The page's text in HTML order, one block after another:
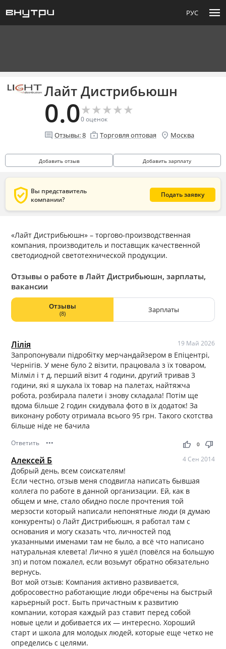
РУС menu
Лайт Дистрибьюшн
0.0★
★★
★★
★★
★★
★
0оценок
comment Отзывы:8 enterprise Торговля оптовая location_on Москва
Добавить отзыв Добавить зарплату
verified_user Вы представитель
компании?
Подать заявку
«Лайт Дистрибьюшн» – торгово-производственная
компания, производитель и поставщик качественной
светодиодной светотехнической продукции.
Отзывы о работе в Лайт Дистрибьюшн, зарплаты,
вакансии
Отзывы
(8) Зарплаты
Лілія 19 Май 2026
Запропонували підробітку мерчандайзером в Епіцентрі,
Чернігів. У мене було 2 візити, працювала з їх товаром,
Мілміл і т д, перший візит 4 години, другий тривав 3
години, які я шукала їх товар на палетах, найтяжча
робота, розбирала палети і знову складала! Потім ще
вдома більше 2 годин скидувала фото в їх додаток! За
виконану роботу отримала всього 95 грн. Такого скотства
більше ніде не бачила
Ответить ••• thumb_up thumb_down
0
Алексей Б 4 Сен 2014
Добрый день, всем соискателям!
Если честно, отзыв меня сподвигла написать бывшая
коллега по работе в данной организации. Ей, как в
общем и мне, стало обидно после прочтения той
мерзости который написали непонятные люди (я думаю
конкуренты) о Лайт Дистрибьюшн, я работал там с
основания и могу сказать что, личностей под
указанными именами там не было, а всё что написано
натуральная клевета! Лично я ушёл (повёлся на большую
зп) и потом пожалел, если возьмут обратно обязательно
вернусь.
Вот мой отзыв: Компания активно развивается,
добросовестно работающие люди обречены на быстрый
карьерный рост. Быть причастным к развитию
компании, которая каждый раз ставит перед собой
новые цели и добивается их — интересно. Хороший
старт и школа для молодых людей, которые еще четко не
определись с целями.